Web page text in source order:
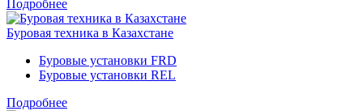
Подробнее
Буровая техника в Казахстане
Буровые установки FRD
Буровые установки REL
Подробнее